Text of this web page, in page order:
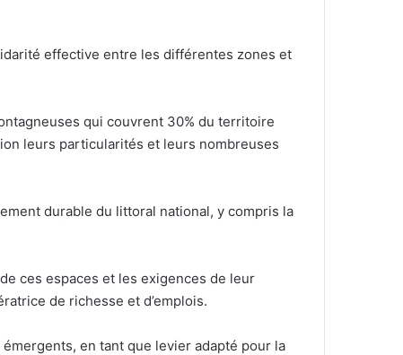
effective entre les différentes zones et
qui couvrent 30% du territoire
leurs particularités et leurs nombreuses
durable du littoral national, y compris la
ces espaces et les exigences de leur
de richesse et d’emplois.
en tant que levier adapté pour la